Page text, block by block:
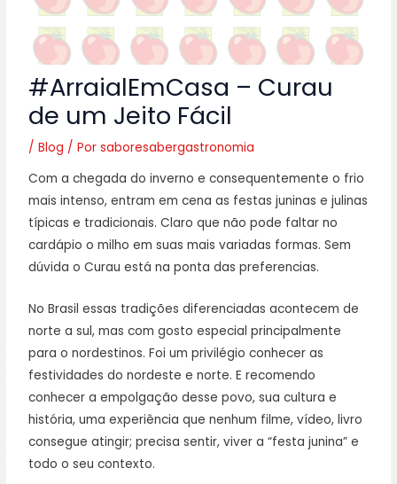
#ArraialEmCasa – Curau
de um Jeito Fácil
/Blog / Porsaboresabergastronomia
Com a chegada do inverno e consequentemente o frio
mais intenso, entram em cena as festas juninas e julinas
típicas e tradicionais. Claro que não pode faltar no
cardápio o milho em suas mais variadas formas. Sem
dúvida o Curau está na ponta das preferencias.
No Brasil essas tradições diferenciadas acontecem de
norte a sul, mas com gosto especial principalmente
para o nordestinos. Foi um privilégio conhecer as
festividades do nordeste e norte. E recomendo
conhecer a empolgação desse povo, sua cultura e
história, uma experiência que nenhum filme, vídeo, livro
consegue atingir; precisa sentir, viver a “festa junina” e
todo o seu contexto.